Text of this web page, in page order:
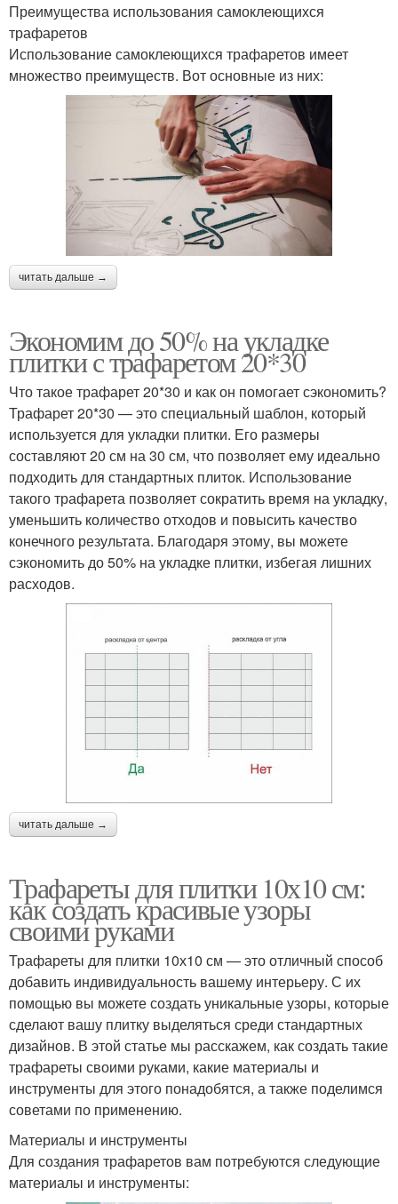
Преимущества использования самоклеющихся
трафаретов
Использование самоклеющихся трафаретов имеет
множество преимуществ. Вот основные из них:
читать дальше →
Экономим до 50% на укладке
плитки с трафаретом 20*30
Что такое трафарет 20*30 и как он помогает сэкономить?
Трафарет 20*30 — это специальный шаблон, который
используется для укладки плитки. Его размеры
составляют 20 см на 30 см, что позволяет ему идеально
подходить для стандартных плиток. Использование
такого трафарета позволяет сократить время на укладку,
уменьшить количество отходов и повысить качество
конечного результата. Благодаря этому, вы можете
сэкономить до 50% на укладке плитки, избегая лишних
расходов.
читать дальше →
Трафареты для плитки 10х10 см:
как создать красивые узоры
своими руками
Трафареты для плитки 10х10 см — это отличный способ
добавить индивидуальность вашему интерьеру. С их
помощью вы можете создать уникальные узоры, которые
сделают вашу плитку выделяться среди стандартных
дизайнов. В этой статье мы расскажем, как создать такие
трафареты своими руками, какие материалы и
инструменты для этого понадобятся, а также поделимся
советами по применению.
Материалы и инструменты
Для создания трафаретов вам потребуются следующие
материалы и инструменты: